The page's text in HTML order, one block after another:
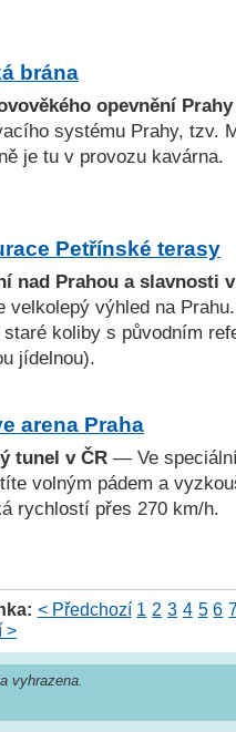
brána
opevnění Prahy
systému Prahy, tzv.
je tu v provozu kavárna.
Petřínské terasy
nad Prahou a slavnosti
velkolepý výhled na
koliby s původním
jídelnou).
arena Praha
tunel v ČR — Ve
volným pádem a
rychlostí přes 270 km/h.
< Předchozí 1 2 3 4 5 6
>
vyhrazena.